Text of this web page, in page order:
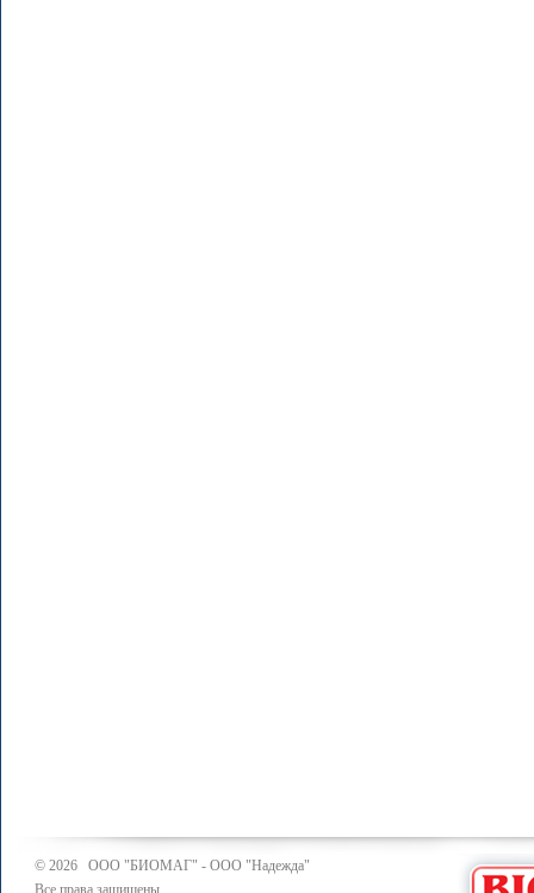
© 2026 ООО "БИОМАГ" - ООО "Надежда"
Все права защищены.